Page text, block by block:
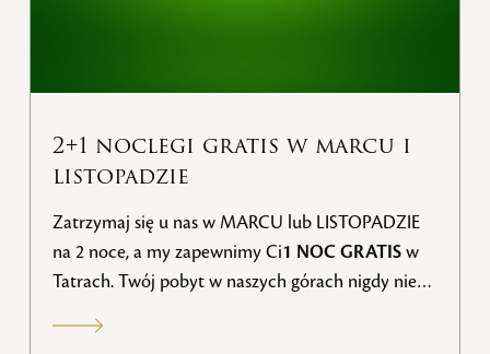
2+1 noclegi gratis w marcu i
listopadzie
Zatrzymaj się u nas w MARCU lub LISTOPADZIE
na 2 noce, a my zapewnimy Ci1 NOC GRATISw
Tatrach. Twój pobyt w naszych górach nigdy nie